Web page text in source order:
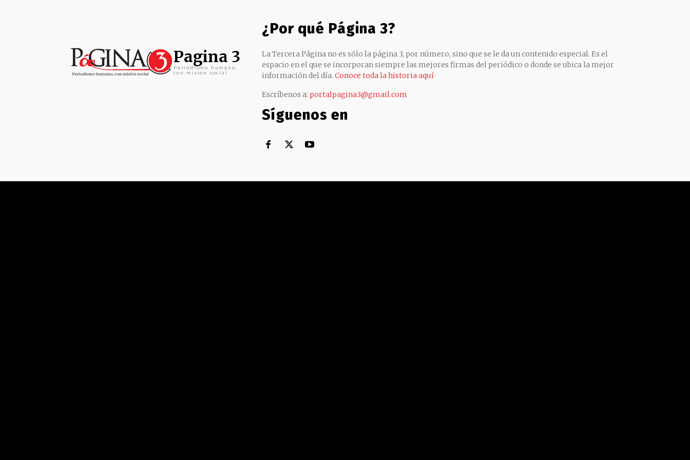
Pagina 3
Periodismo humano,
con mision social
¿Por qué Página 3?
La Tercera Página no es sólo la página 3, por número, sino que se le da un contenido especial. Es el
espacio en el que se incorporan siempre las mejores firmas del periódico o donde se ubica la mejor
información del día. Conoce toda la historia aquí
Escríbenos a: portalpagina3@gmail.com
Síguenos en